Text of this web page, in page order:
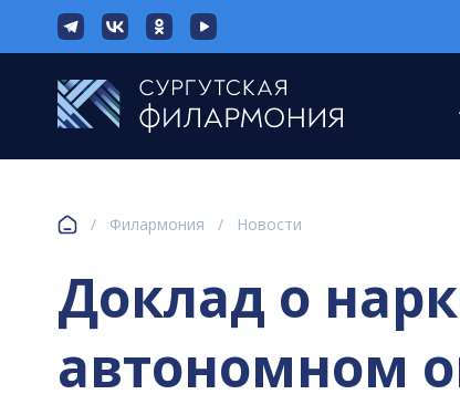
/ Филармония / Новости
Доклад о
автономном